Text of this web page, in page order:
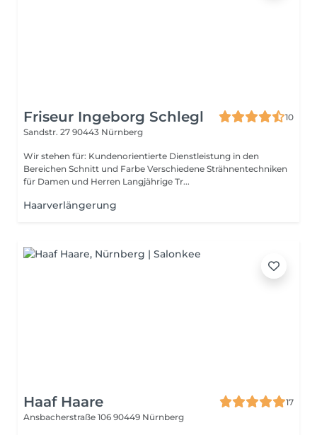
Friseur Ingeborg Schlegl
10
Sandstr. 27 90443 Nürnberg
Wir stehen für: Kundenorientierte Dienstleistung in den
Bereichen Schnitt und Farbe Verschiedene Strähnentechniken
für Damen und Herren Langjährige Tr...
Haarverlängerung
Haaf Haare
17
Ansbacherstraße 106 90449 Nürnberg